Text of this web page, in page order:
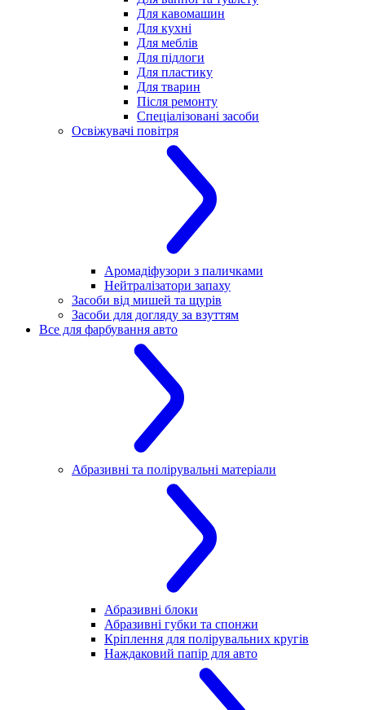
Для кавомашин
Для кухні
Для меблів
Для підлоги
Для пластику
Для тварин
Після ремонту
Спеціалізовані засоби
Освіжувачі повітря
Аромадіфузори з паличками
Нейтралізатори запаху
Засоби від мишей та щурів
Засоби для догляду за взуттям
Все для фарбування авто
Абразивні та полірувальні матеріали
Абразивні блоки
Абразивні губки та спонжи
Кріплення для полірувальних кругів
Наждаковий папір для авто